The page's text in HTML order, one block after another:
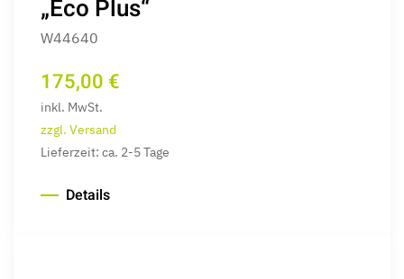
„Eco Plus“
W44640
175,00 €
inkl. MwSt.
zzgl. Versand
Lieferzeit: ca. 2-5 Tage
Details